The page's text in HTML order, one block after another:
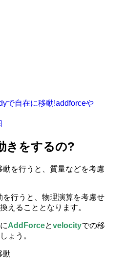
で自在に移動!addforceや
きをするの?
を行うと、質量などを考慮
行うと、物理演算を考慮せ
えることとなります。
AddForceとvelocityでの移
ょう。
動